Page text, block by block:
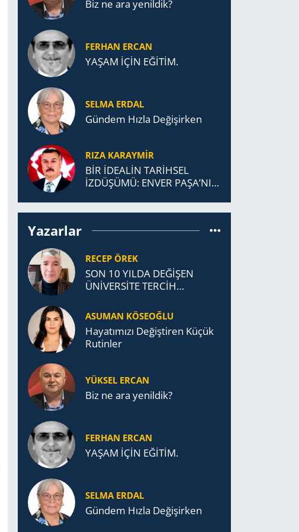
Biz ne ara yenildik?
FERHAN ERCAN
YAŞAM İÇİN EĞİTİM.
SELMA ERDAL
Gündem Hızla Değişirken
RIZA KARAYMIR
BİR İDEALİN TARİHSEL
İZDÜŞÜMÜ: ENVER PAŞA’NIN
MİRASI
Yazarlar
RECEP ÖREK
SON 10 YILDA DEĞİŞEN
ÜNİVERSİTE TERCİH
ASUMAN KÖSEOĞLU
Ha­ya­tı­mı­zı De­ğiş­ti­ren Küçük
Ru­tin­ler
YÜKSEL ERCAN
Biz ne ara yenildik?
FERHAN ERCAN
YAŞAM İÇİN EĞİTİM.
SELMA ERDAL
Gündem Hızla Değişirken